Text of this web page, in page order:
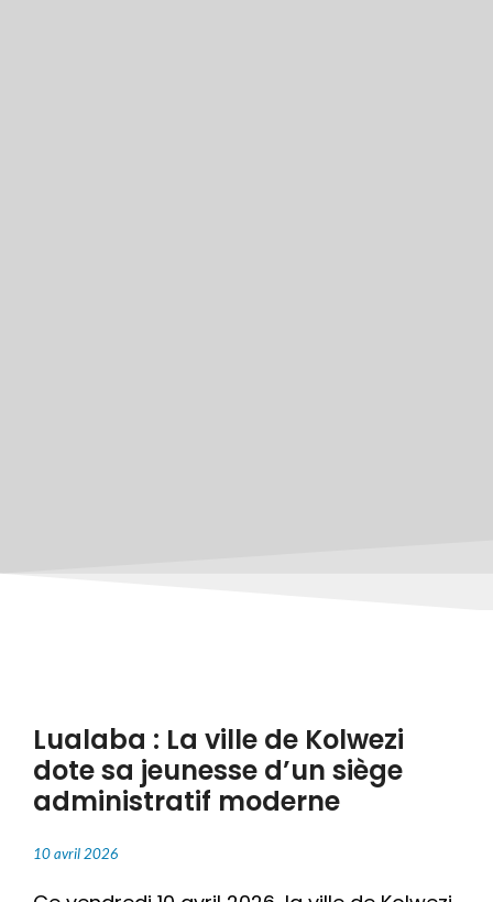
Lualaba : La ville de Kolwezi
dote sa jeunesse d’un siège
administratif moderne
10 avril 2026